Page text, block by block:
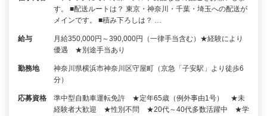
す。 ■配送ルートは？ 東京・神奈川・千葉・埼玉への配送が
メインです。 ■積み下ろしは？ …
給与
月給350,000円～390,000円（一律手当含む）★経験により
優遇 ★別途手当あり
勤務地
神奈川県横浜市神奈川区守屋町（京急「子安駅」より徒歩6
分）
応募資格
準中型自動車運転免許 ★定年65歳（例外事由1号） ★未
経験者大歓迎 ★性別不問 ★20代～40代多数活躍中 ★学